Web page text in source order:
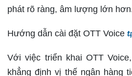
phát rõ ràng, âm lượng lớn
Hướng dẫn cài đặt OTT Voice
Với việc triển khai OTT
khẳng định vị thế ngân hàng